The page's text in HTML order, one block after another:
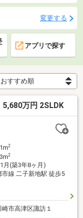
変更する
アプリで探す
万円 2SLDK
2
2
月(築3年8ヶ月)
線 二子新地駅 徒歩5
市高津区諏訪１